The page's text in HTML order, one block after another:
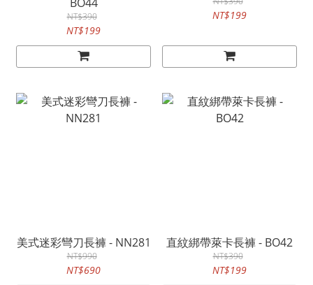
NT$390
NT$199
NT$199
美式迷彩彎刀長褲 - NN281
NT$990
NT$690
直紋綁帶萊卡長褲 - BO42
NT$390
NT$199